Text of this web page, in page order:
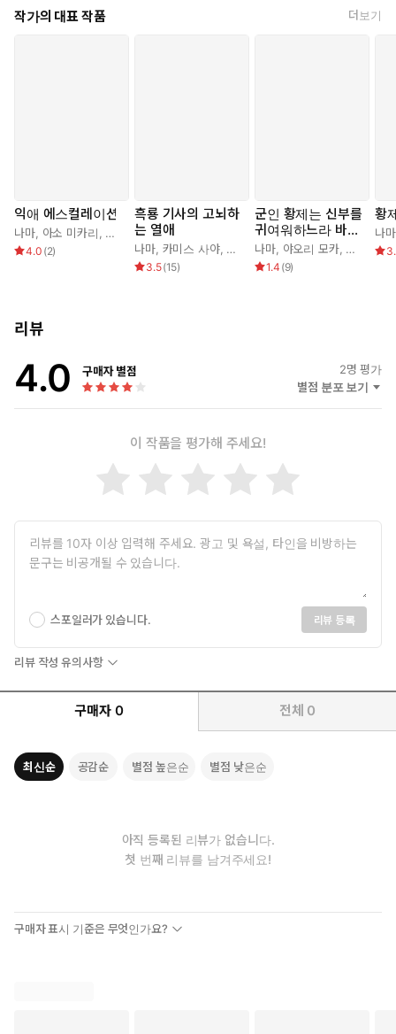
자신의 몸을 밀착했다. 조금이라도 슈이치의 열을 느끼고 싶다.
“나는 네가 정말로 소중해. 미우미 양을 어린애로 생각해서 손을 안
“너는 어리니까, 솔직히 내가 첫 상대가 되어도 괜찮은 건지 주저
하긴 해.”
어깨에 그의 숨결이 느껴졌다. 그 간질간질함이 사랑스러웠다.
“게다가 오늘 밤은 분명――아키나 씨 일이 있었으니 마음이 불안
슈이치가 다정하게 대할수록 어디선가 그와의 거리를 느꼈다. 깨
억지로 자신 안에 있는 마음의 감옥을 부숴 주길 바란다.
외톨이로 있으려는 자신에게 파고들어서 손을 붙잡고 밖으로 끌
고 나가 주지는 않을까.
자신이 할 수 없는 걸 누군가에게 바라는 건 어리석다. 하지만 그걸
알면서도 미우미는 슈이치가 자신을 바꿔 줄 것 같은 예감에 기대했
슈이치 씨의 여자가 되고 싶어요?
다음으로 올 말에 스스로도 자신이 없었다. 애초에 그런 일이 일어날
“저는 슈이치 씨가 처음이라서 기뻐요.”
눈을 부릅뜬 그를 보고 ‘아, 말이 부족했다.’ 하고 깨달아 봤자 늦었
다.
너무 과하면 웃지 못하게 된다?”
도 러프해 보이지만 이렇게 머리카락을 흐트러트린 모습을 보자 그
건 회사용으로 세팅한 헤어스타일이라는 걸 알 수 있었다.
“앗, 아뇨. 말이 부족했어요.”
미우미는 그의 무릎에 앉아 와이셔츠의 가슴 부분을 붙잡은 채로 말
키스해 준 것도 아마 부모님 말고는 처음일 거예요. 그러니까 그
작가의 대표 작품 더보기
익애 에스컬레이션
나마, 아소 미카리, 현노을
4.0 (2)
흑룡 기사의 고뇌하
는 열애
나마, 카미스 사야, 소얼
3.5(15)
군인 황제는 신부를
귀여워하느라 바쁘
다
나마, 야오리 모카, 조기
1.4 (9)
황
나마
리뷰
4.0 구매자 별점 2명 평가
별점 분포 보기
이 작품을 평가해 주세요!
스포일러가 있습니다. 리뷰 등록
리뷰 작성 유의사항
구매자 0 전체 0
최신순 공감순 별점 높은순 별점 낮은순
아직 등록된 리뷰가 없습니다.
첫 번째 리뷰를 남겨주세요!
구매자 표시 기준은 무엇인가요?